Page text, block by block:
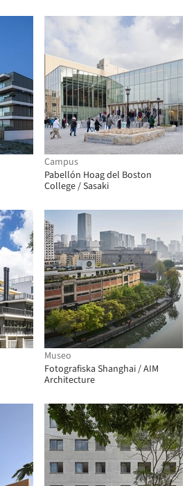
Campus
Pabellón Hoag del Boston
College / Sasaki
Museo
Fotografiska Shanghai / AIM
Architecture